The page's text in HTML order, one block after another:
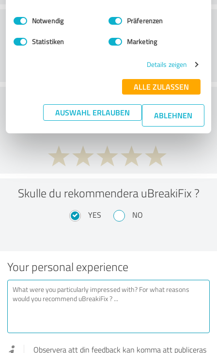
Impressum Datenschutzbestimmungen
Einwilligungsauswahl
Notwendig Präferenzen
Statistiken Marketing
Details zeigen
ALLE ZULASSEN
AUSWAHL ERLAUBEN ABLEHNEN
Kundservice
What do you think of the price to
performance ratio?
Skulle du rekommendera uBreakiFix ?
YES NO
Your personal experience
Observera att din feedback kan komma att publiceras